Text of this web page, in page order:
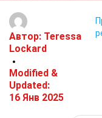
Автор: Teressa
Lockard
Modified &
Updated:
16 Янв 2025